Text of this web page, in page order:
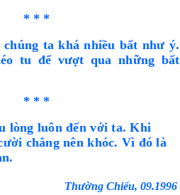
* * *
chúng ta khá nhiều bất như ý.
tu để vượt qua những bất
* * *
lòng luôn đến với ta. Khi
chẳng nên khóc. Vì đó là
Thường Chiếu, 09.1996